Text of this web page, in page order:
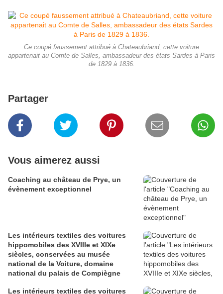
Ce coupé faussement attribué à Chateaubriand, cette voiture
appartenait au Comte de Salles, ambassadeur des états Sardes à Paris
de 1829 à 1836.
Partager
Vous aimerez aussi
Coaching au château de Prye, un
évènement exceptionnel
Les intérieurs textiles des voitures
hippomobiles des XVIIIe et XIXe
siècles, conservées au musée
national de la Voiture, domaine
national du palais de Compiègne
Les intérieurs textiles des voitures